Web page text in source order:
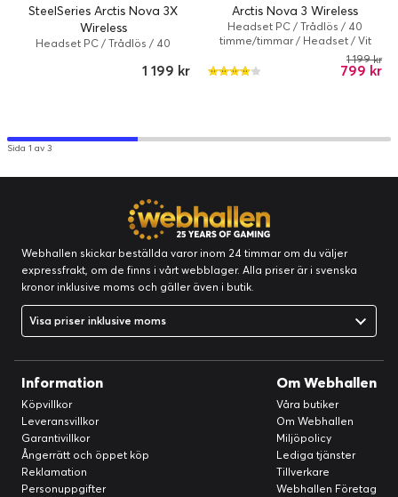
Multi-System Connect
Hubben är din hemmabas för flera enheter. Koppla in två
system samtidigt och byt sömlöst mellan dem med ett
knapptryck som startar din PC, Mac, PlayStation eller
SteelSeries Arctis Nova 3X
Wireless
Headset PC / Trådlös / 40
1 199 kr
Arctis Nova 3 Wireless
Headset PC / Trådlös / 40
timme/timmar / Headset / Vit
799 kr
1 199 kr
Sida 1 av 3
Webhallen skickar beställda varor inom 24 timmar om du väljer
expressfrakt, om de finns i vårt webblager. Alla priser är i svenska
kronor inklusive moms och gäller även i butik.
Visa priser inklusive moms
Information
Köpvillkor
Leveransvillkor
Garantivillkor
Ångerrätt och öppet köp
Reklamation
Personuppgifter
Om Webhallen
Våra butiker
Om Webhallen
Miljöpolicy
Lediga tjänster
Tillverkare
Webhallen Företag